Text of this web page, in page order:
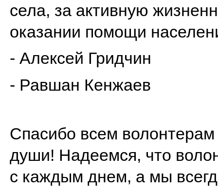
села, за активную
оказании помощи
- Алексей Гридчин
- Равшан Кенжаев
Спасибо всем
души! Надеемся, что
с каждым днем, а мы